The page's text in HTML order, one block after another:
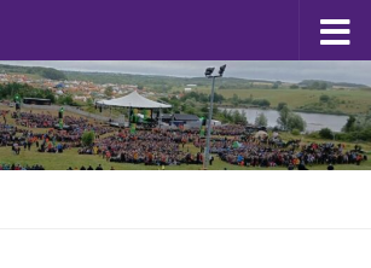
inhoud